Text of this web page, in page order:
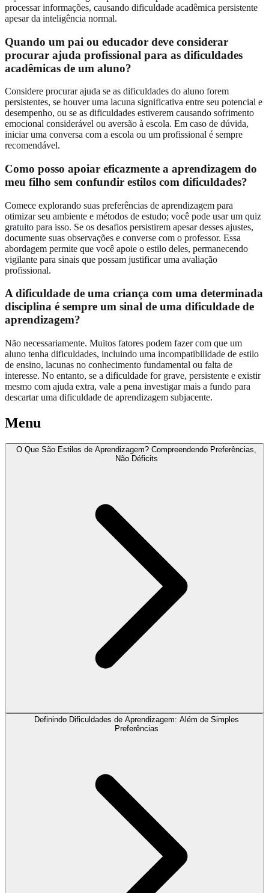
processar informações, causando dificuldade acadêmica persistente
apesar da inteligência normal.
Quando um pai ou educador deve considerar
procurar ajuda profissional para as dificuldades
acadêmicas de um aluno?
Considere procurar ajuda se as dificuldades do aluno forem
persistentes, se houver uma lacuna significativa entre seu potencial e
desempenho, ou se as dificuldades estiverem causando sofrimento
emocional considerável ou aversão à escola. Em caso de dúvida,
iniciar uma conversa com a escola ou um profissional é sempre
recomendável.
Como posso apoiar eficazmente a aprendizagem do
meu filho sem confundir estilos com dificuldades?
Comece explorando suas preferências de aprendizagem para
otimizar seu ambiente e métodos de estudo; você pode usar um quiz
gratuito para isso. Se os desafios persistirem apesar desses ajustes,
documente suas observações e converse com o professor. Essa
abordagem permite que você apoie o estilo deles, permanecendo
vigilante para sinais que possam justificar uma avaliação
profissional.
A dificuldade de uma criança com uma determinada
disciplina é sempre um sinal de uma dificuldade de
aprendizagem?
Não necessariamente. Muitos fatores podem fazer com que um
aluno tenha dificuldades, incluindo uma incompatibilidade de estilo
de ensino, lacunas no conhecimento fundamental ou falta de
interesse. No entanto, se a dificuldade for grave, persistente e existir
mesmo com ajuda extra, vale a pena investigar mais a fundo para
descartar uma dificuldade de aprendizagem subjacente.
Menu
O Que São Estilos de Aprendizagem? Compreendendo Preferências,
Não Déficits
Definindo Dificuldades de Aprendizagem: Além de Simples
Preferências